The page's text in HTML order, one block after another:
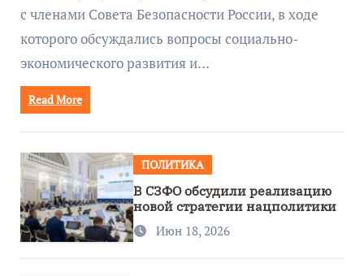
с членами Совета Безопасности России, в ходе
которого обсуждались вопросы социально-
экономического развития и…
Read More
ПОЛИТИКА
В СЗФО обсудили реализацию
новой стратегии нацполитики
Июн 18, 2026